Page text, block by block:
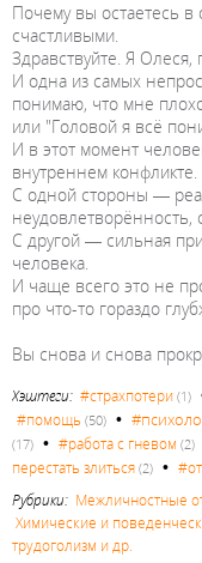
Почему вы остаетесь
счастливыми.
Здравствуйте. Я Олеся,
И одна из самых
понимаю, что мне
или "Головой я всё
И в этот момент
внутреннем конфликте.
С одной стороны —
неудовлетворённость,
С другой — сильная
человека.
И чаще всего это не
про что-то гораздо
Вы снова и снова
Хэштеги: #страхпотери (1)
#помощь (50) •
(17) • #работа с гневом (2)
перестать злиться (2) •
Рубрики: Межличностные
Химические и
трудоголизм и др.